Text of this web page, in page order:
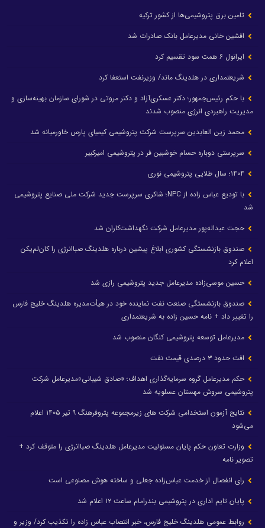
تامین برق پتروشیمی‌ها از کشور ترکیه
افشین خانی مدیرعامل بانک صادرات شد
ایرانول ۶ همت سود تقسیم کرد
شریعتمداری در هلدینگ ماند/ وزیرنفت استعفا کرد
با حکم رئیس‌جمهور؛ دکتر عسکری‌آزاد و دکتر مروتی در شورای سازمان بهینه‌سازی و
مدیریت راهبردی انرژی منصوب شدند
محمد زین العابدین سرپرست شرکت پتروشیمی کیمیای پارس خاورمیانه شد
سرپرستی دوباره حسام خوشبین فر در پتروشیمی امیرکبیر
با تودیع عباس زاده از NPC؛ شاکری سرپرست جدید شرکت ملی صنایع پتروشیمی
شد
حجت عبداله‌پور مدیرعامل شرکت نگهداشت‌کاران شد
صندوق بازنشستگی کشوری ابلاغ پیشین درباره هلدینگ صباانرژی را کان‌لم‌یکن
اعلام کرد
حسین موسی‌زاده مدیرعامل جدید پتروشیمی رازی شد
صندوق بازنشستگی صنعت نفت نماینده خود در هیأت‌مدیره هلدینگ خلیج فارس
را تغییر داد + نامه حسین زاده به شریعتمداری
مدیرعامل توسعه پتروشیمی کنگان منصوب شد
افت حدود ۳ درصدی قیمت نفت
حکم مدیرعامل گروه سرمایه‌گذاری اهداف؛ «صادق شیبانی»مدیرعامل شرکت
پتروشیمی سروش مهستان عسلویه شد
نتایج آزمون استخدامی شرکت های زیرمجموعه پتروفرهنگ ۹ تیر ۱۴۰۵ اعلام
می‌شود
وزارت تعاون حکم پایان مسئولیت مدیرعامل هلدینگ صباانرژی را متوقف کرد +
تصویر نامه
رای انفصال از خدمت عباس‌زاده جعلی و ساخته هوش مصنوعی است
پایان تایم اداری در پتروشیمی بندرامام ساعت ۱۲ اعلام شد
روابط عمومی هلدینگ خلیج فارس، خبر انتصاب عباس زاده را تکذیب کرد/ وزیر و